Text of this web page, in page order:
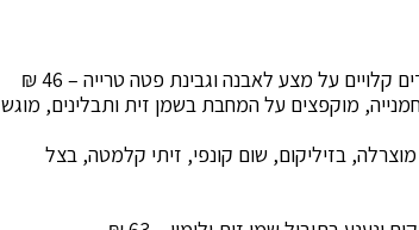
על מצע לאבנה וגבינת פטה טרייה – 46 ₪
מוקפצים על המחבת בשמן זית ותבלינים, מוגש
בזיליקום, שום קונפי, זיתי קלמטה, בצל